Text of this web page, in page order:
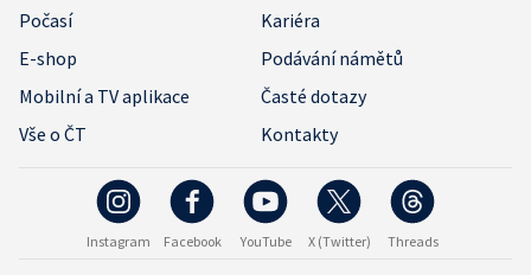
Počasí
Kariéra
E-shop
Podávání námětů
Mobilní a TV aplikace
Časté dotazy
Vše o ČT
Kontakty
Instagram Facebook YouTube X (Twitter) Threads